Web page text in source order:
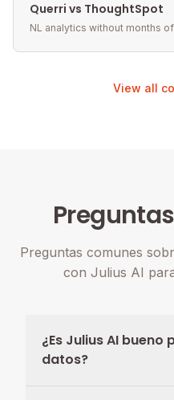
Querri vs ThoughtSpot
NL analytics without months
View all
Preguntas comunes
con Julius AI
¿Es Julius AI bueno
datos?